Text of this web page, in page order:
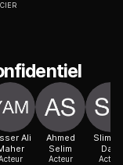
Ali
Ahmed
Selim
Acteur
Dazi
Acteur